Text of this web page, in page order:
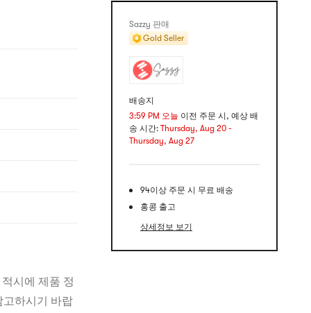
시에 제품 정
고하시기 바랍
Sazzy 판매
Gold Seller
배송지
3:59 PM 오늘 이전 주문 시, 예상 배
송 시간: Thursday, Aug 20 -
Thursday, Aug 27
94이상 주문 시 무료 배송
홍콩 출고
상세정보 보기